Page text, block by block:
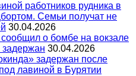
работников рудника в
Семьи получат не
30.04.2026
о бомбе на вокзале
задержан 30.04.2026
задержан после
лавиной в Бурятии